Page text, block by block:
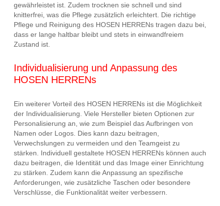
gewährleistet ist. Zudem trocknen sie schnell und sind
knitterfrei, was die Pflege zusätzlich erleichtert. Die richtige
Pflege und Reinigung des HOSEN HERRENs tragen dazu bei,
dass er lange haltbar bleibt und stets in einwandfreiem
Zustand ist.
Individualisierung und Anpassung des
HOSEN HERRENs
Ein weiterer Vorteil des HOSEN HERRENs ist die Möglichkeit
der Individualisierung. Viele Hersteller bieten Optionen zur
Personalisierung an, wie zum Beispiel das Aufbringen von
Namen oder Logos. Dies kann dazu beitragen,
Verwechslungen zu vermeiden und den Teamgeist zu
stärken. Individuell gestaltete HOSEN HERRENs können auch
dazu beitragen, die Identität und das Image einer Einrichtung
zu stärken. Zudem kann die Anpassung an spezifische
Anforderungen, wie zusätzliche Taschen oder besondere
Verschlüsse, die Funktionalität weiter verbessern.